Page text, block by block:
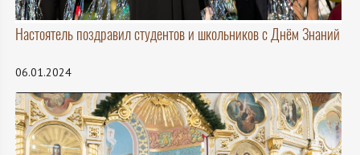
Настоятель поздравил студентов и школьников с Днём Знаний
06.01.2024